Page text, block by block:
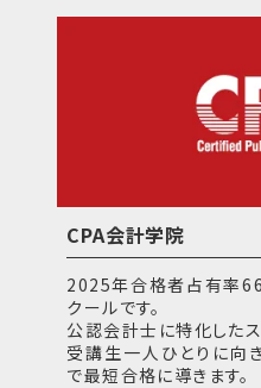
CPA会計学院
2025年合格者占有率
クールです。
公認会計士に特化した
受講生一人ひとりに向
で最短合格に導きます。